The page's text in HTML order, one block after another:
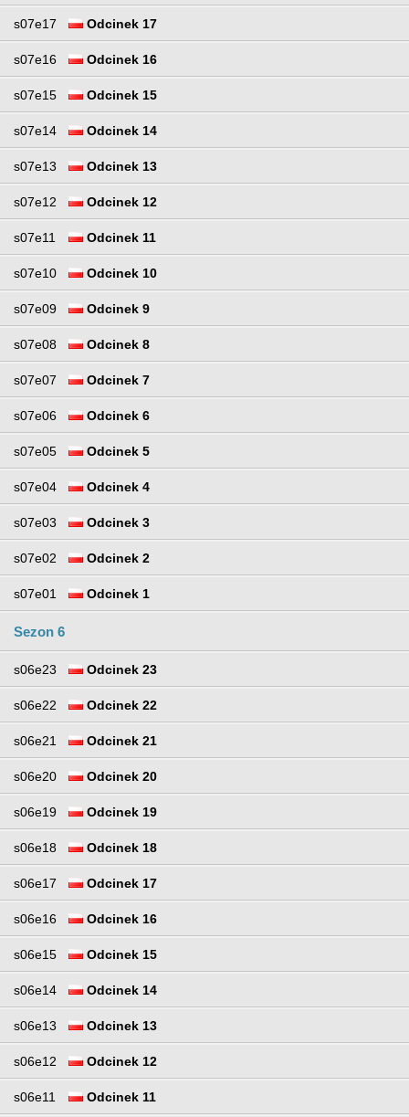
s07e17 Odcinek 17
s07e16 Odcinek 16
s07e15 Odcinek 15
s07e14 Odcinek 14
s07e13 Odcinek 13
s07e12 Odcinek 12
s07e11 Odcinek 11
s07e10 Odcinek 10
s07e09 Odcinek 9
s07e08 Odcinek 8
s07e07 Odcinek 7
s07e06 Odcinek 6
s07e05 Odcinek 5
s07e04 Odcinek 4
s07e03 Odcinek 3
s07e02 Odcinek 2
s07e01 Odcinek 1
Sezon 6
s06e23 Odcinek 23
s06e22 Odcinek 22
s06e21 Odcinek 21
s06e20 Odcinek 20
s06e19 Odcinek 19
s06e18 Odcinek 18
s06e17 Odcinek 17
s06e16 Odcinek 16
s06e15 Odcinek 15
s06e14 Odcinek 14
s06e13 Odcinek 13
s06e12 Odcinek 12
s06e11 Odcinek 11